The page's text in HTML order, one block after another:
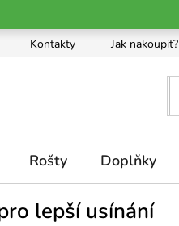
Kontakty Jak nakoupit?
Rošty Doplňky
lepší usínání